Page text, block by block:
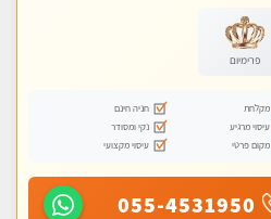
פרימיום
מקלחת
חניה חינם
עיסוי מרגיע
נקי ומסודר
מקום פרטי
עיסוי מקצועי
055-4531950